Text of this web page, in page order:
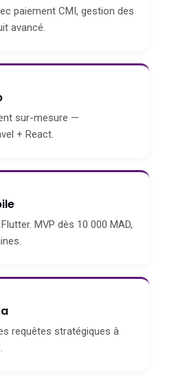
paiement CMI, gestion des
avancé.
sur-mesure —
+ React.
MVP dès 10 000 MAD,
requêtes stratégiques à